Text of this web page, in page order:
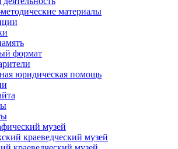
материалы
формат
юридическая помощь
музей
краеведческий музей